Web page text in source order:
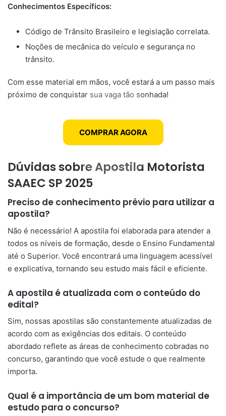
Conhecimentos Específicos:
Código de Trânsito Brasileiro e legislação correlata.
Noções de mecânica do veículo e segurança no
trânsito.
Com esse material em mãos, você estará a um passo mais
próximo de conquistar sua vaga tão sonhada!
COMPRAR AGORA
Dúvidas sobre Apostila Motorista
SAAEC SP 2025
Preciso de conhecimento prévio para utilizar a
apostila?
Não é necessário! A apostila foi elaborada para atender a
todos os níveis de formação, desde o Ensino Fundamental
até o Superior. Você encontrará uma linguagem acessível
e explicativa, tornando seu estudo mais fácil e eficiente.
A apostila é atualizada com o conteúdo do
edital?
Sim, nossas apostilas são constantemente atualizadas de
acordo com as exigências dos editais. O conteúdo
abordado reflete as áreas de conhecimento cobradas no
concurso, garantindo que você estude o que realmente
importa.
Qual é a importância de um bom material de
estudo para o concurso?